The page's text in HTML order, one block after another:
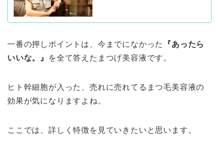
一番の押しポイントは、今までになかった
『あったら
いいな。』
を全て答えたまつげ美容液です。
ヒト幹細胞が入った、売れに売れてるまつ毛美容液の
効果が気になりますよね。
ここでは、詳しく特徴を見ていきたいと思います。